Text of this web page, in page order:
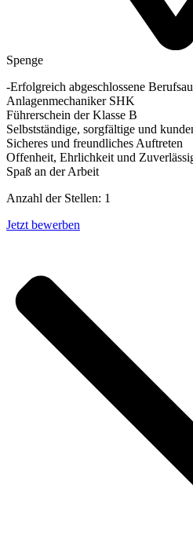
Spenge
-Erfolgreich abgeschlossene
Anlagenmechaniker SHK
Führerschein der Klasse B
Selbstständige, sorgfältige und
Sicheres und freundliches Auftreten
Offenheit, Ehrlichkeit und
Spaß an der Arbeit
Anzahl der Stellen: 1
Jetzt bewerben